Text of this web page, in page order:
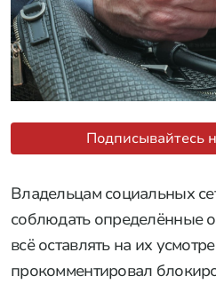
Подписывайтесь
Владельцам социальных
соблюдать определённые
всё оставлять на их
прокомментировал